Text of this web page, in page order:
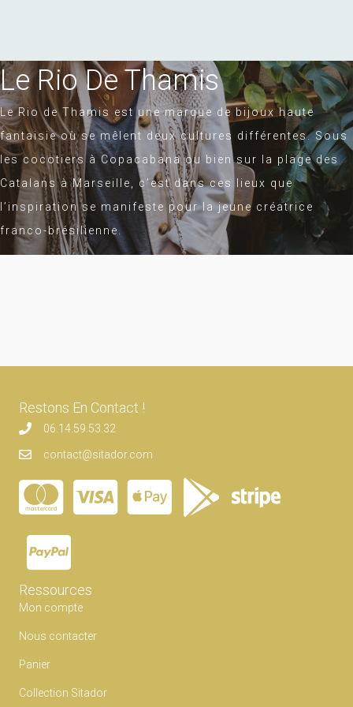
Le Rio De Thamis
Le Rio de Thamis est une marque de bijoux haute
fantaisie où se mêlent deux cultures différentes. Sous
les cocotiers à Copacabana ou bien sur la plage des
Catalans à Marseille, c’est dans ces lieux que
l’inspiration se manifeste pour la jeune créatrice
franco-brésilienne.
Restons En Contact !
06.14.59.53.32
contact@sitador.com
Ressources
Mon compte
Nous contacter
Panier
Collection Sitador